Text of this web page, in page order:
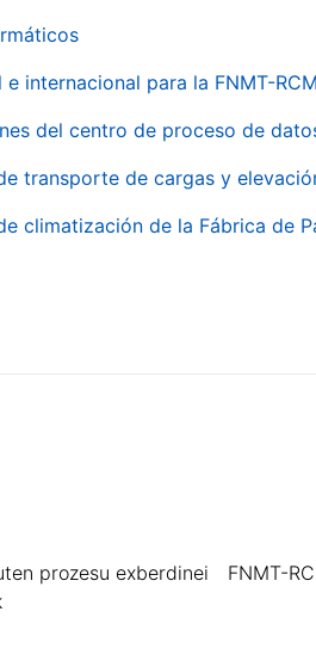
internacional para la FNMT-
del centro de proceso de
transporte de cargas y
climatización de la Fábrica de
prozesu exberdinei
FNMT-